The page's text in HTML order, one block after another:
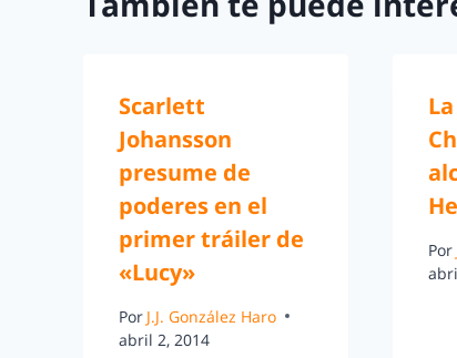
Scarlett
Johansson
presume de
poderes en el
primer tráiler de
«Lucy»
Por J.J. González Haro
abril 2, 2014
Por